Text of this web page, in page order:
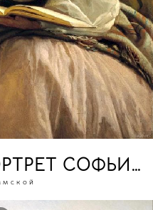
СОФЬИ